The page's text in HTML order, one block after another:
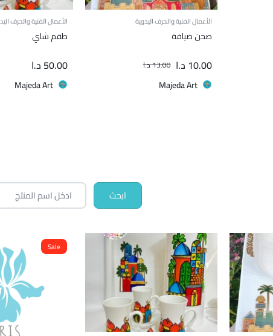
الأعمال الفنية والحرف اليدوية
صحن ضيافة
13.00د.ا 10.00 د.ا
Majeda Art
الأعمال الفنية والحرف
طقم شاي
50.00 د.ا
Majeda Art
Sale